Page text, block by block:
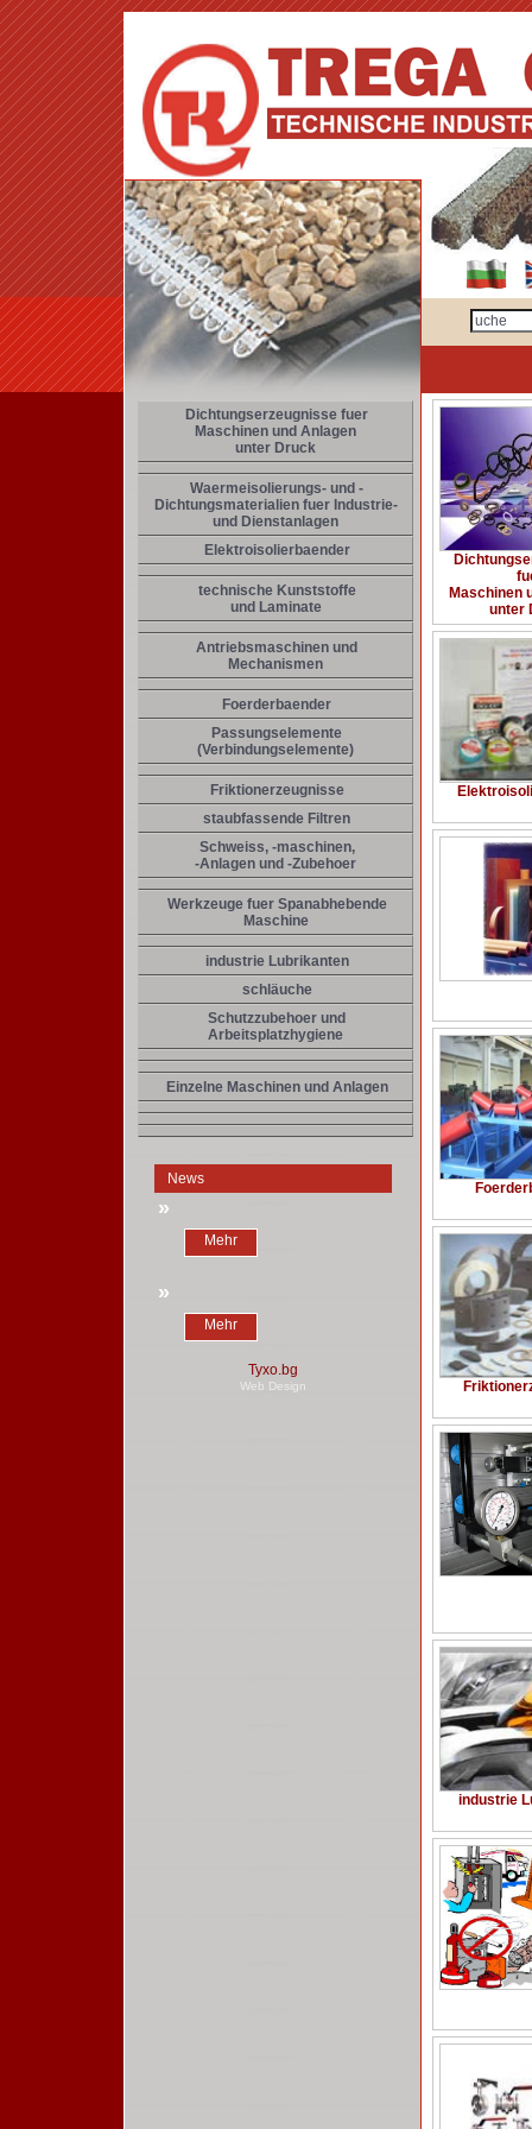
Dichtungserzeugnisse fuer
Maschinen und Anlagen
unter Druck
Waermeisolierungs- und -
Dichtungsmaterialien fuer Industrie-
und Dienstanlagen
Elektroisolierbaender
technische Kunststoffe
und Laminate
Antriebsmaschinen und
Mechanismen
Foerderbaender
Passungselemente
(Verbindungselemente)
Friktionerzeugnisse
staubfassende Filtren
Schweiss, -maschinen,
-Anlagen und -Zubehoer
Werkzeuge fuer Spanabhebende
Maschine
industrie Lubrikanten
schläuche
Schutzzubehoer und
Arbeitsplatzhygiene
Einzelne Maschinen und Anlagen
News
»
Mehr
»
Mehr
Web Design
Maschinen
unter
industrie